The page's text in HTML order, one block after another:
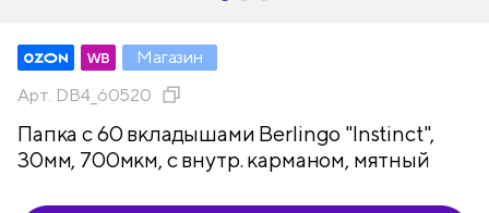
Магазин
Арт. DB4_60520
Папка с 60 вкладышами Berlingo "Instinct",
30мм, 700мкм, с внутр. карманом, мятный